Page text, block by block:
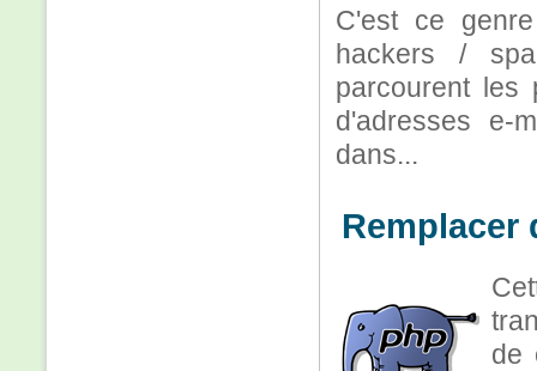
C'est ce
hackers /
parcourent les
d'adresses e-
dans...
Remplacer
de